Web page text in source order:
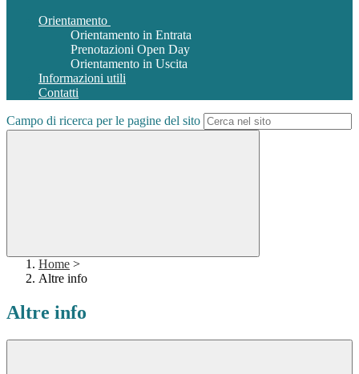
Orientamento
Orientamento in Entrata
Prenotazioni Open Day
Orientamento in Uscita
Informazioni utili
Contatti
Campo di ricerca per le pagine del sito
Home >
Altre info
Altre info